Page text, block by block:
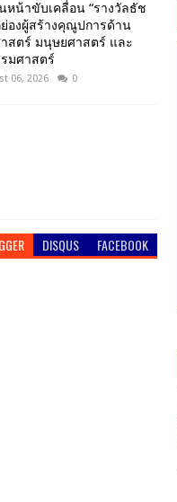
หน้าขับเคลื่อน “รางวัลธัช
ย่องผู้สร้างคุณูปการด้าน
สตร์ มนุษยศาสตร์ และ
มศาสตร์
06, 2026 0
DISQUS FACEBOOK